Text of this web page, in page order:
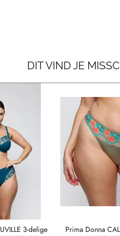
DIT VIND JE
Prima Donna
3-delige